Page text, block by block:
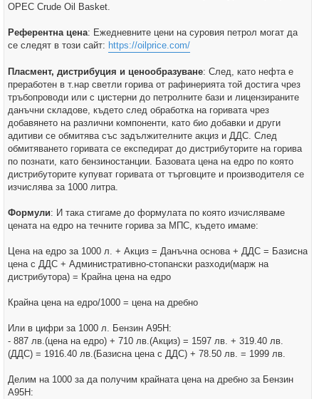
OPEC Crude Oil Basket.
Референтна цена: Ежедневните цени на суровия петрол могат да
се следят в този сайт: https://oilprice.com/
Пласмент, дистрибуция и ценообразуване: След, като нефта е
преработен в т.нар светли горива от рафинерията той достига чрез
тръбопроводи или с цистерни до петролните бази и лицензираните
данъчни складове, където след обработка на горивата чрез
добавянето на различни компоненти, като био добавки и други
адитиви се обмитява със задължителните акциз и ДДС. След
обмитяването горивата се експедират до дистрибуторите на горива
по познати, като бензиностанции. Базовата цена на едро по която
дистрибуторите купуват горивата от търговците и производителя се
изчислява за 1000 литра.
Формули: И така стигаме до формулата по която изчисляваме
цената на едро на течните горива за МПС, където имаме:
Цена на едро за 1000 л. + Акциз = Данъчна основа + ДДС = Базисна
цена с ДДС + Административно-стопански разходи(марж на
дистрибутора) = Крайна цена на едро
Крайна цена на едро/1000 = цена на дребно
Или в цифри за 1000 л. Бензин А95Н:
- 887 лв.(цена на едро) + 710 лв.(Акциз) = 1597 лв. + 319.40 лв.
(ДДС) = 1916.40 лв.(Базисна цена с ДДС) + 78.50 лв. = 1999 лв.
Делим на 1000 за да получим крайната цена на дребно за Бензин
А95Н: